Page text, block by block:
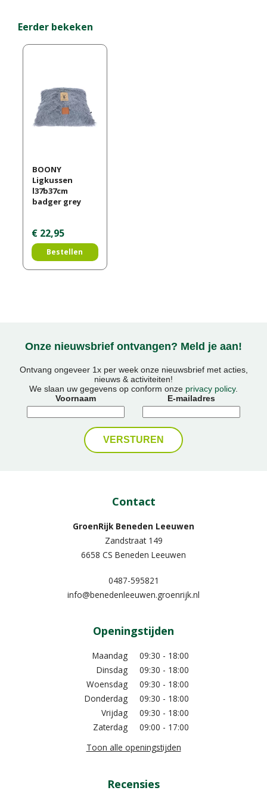
Eerder bekeken
BOONY
Ligkussen
l37b37cm
badger grey
€ 22,95
Bestellen
Onze nieuwsbrief ontvangen? Meld je aan!
Ontvang ongeveer 1x per week onze nieuwsbrief met acties,
nieuws & activiteiten!
We slaan uw gegevens op conform onze privacy policy.
Voornaam
E-mailadres
Contact
GroenRijk Beneden Leeuwen​
Zandstraat 149
6658 CS Beneden Leeuwen
0487-595821
info@benedenleeuwen.groenrijk.nl
Openingstijden
Maandag
09:30 - 18:00
Dinsdag
09:30 - 18:00
Woensdag
09:30 - 18:00
Donderdag
09:30 - 18:00
Vrijdag
09:30 - 18:00
Zaterdag
09:00 - 17:00
Toon alle openingstijden
Recensies